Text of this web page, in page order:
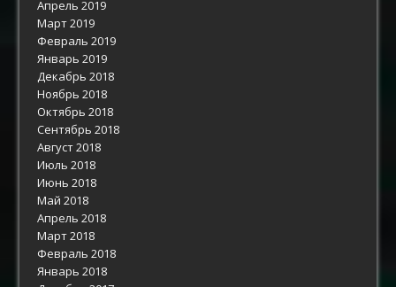
Апрель 2019
Март 2019
Февраль 2019
Январь 2019
Декабрь 2018
Ноябрь 2018
Октябрь 2018
Сентябрь 2018
Август 2018
Июль 2018
Июнь 2018
Май 2018
Апрель 2018
Март 2018
Февраль 2018
Январь 2018